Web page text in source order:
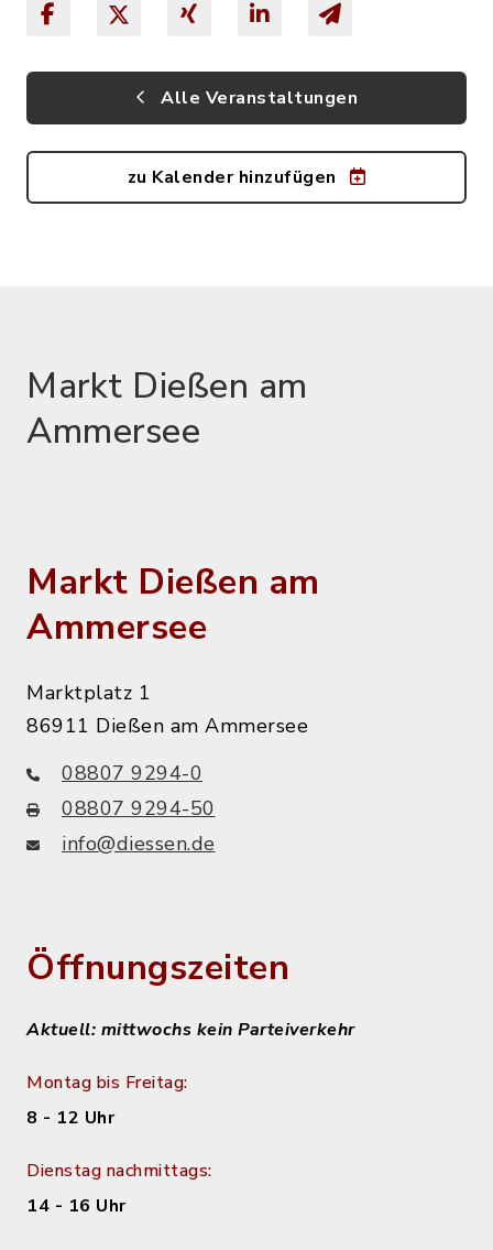
Alle Veranstaltungen
zu Kalender hinzufügen
Markt Dießen am
Ammersee
Markt Dießen am
Ammersee
Marktplatz 1
86911 Dießen am Ammersee
08807 9294-0
08807 9294-50
info@diessen.de
Öffnungszeiten
Aktuell: mittwochs kein Parteiverkehr
Montag bis Freitag:
8 - 12 Uhr
Dienstag nachmittags:
14 - 16 Uhr